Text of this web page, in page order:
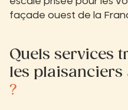
façade ouest de la
Quels services
les plaisanciers
?